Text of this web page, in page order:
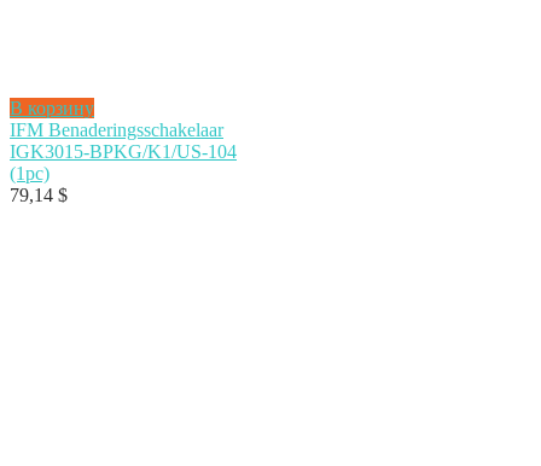
В корзину
IFM Benaderingsschakelaar
IGK3015-BPKG/K1/US-104
(1pc)
79,14 $